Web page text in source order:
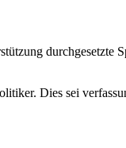
durchgesetzte
Dies sei